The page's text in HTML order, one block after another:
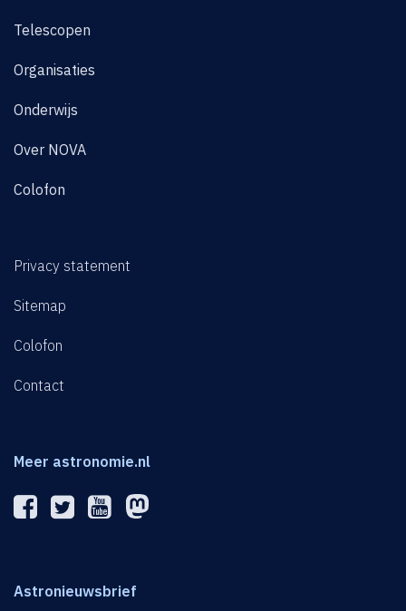
Telescopen
Organisaties
Onderwijs
Over NOVA
Colofon
Privacy statement
Sitemap
Colofon
Contact
Meer astronomie.nl
Astronieuwsbrief